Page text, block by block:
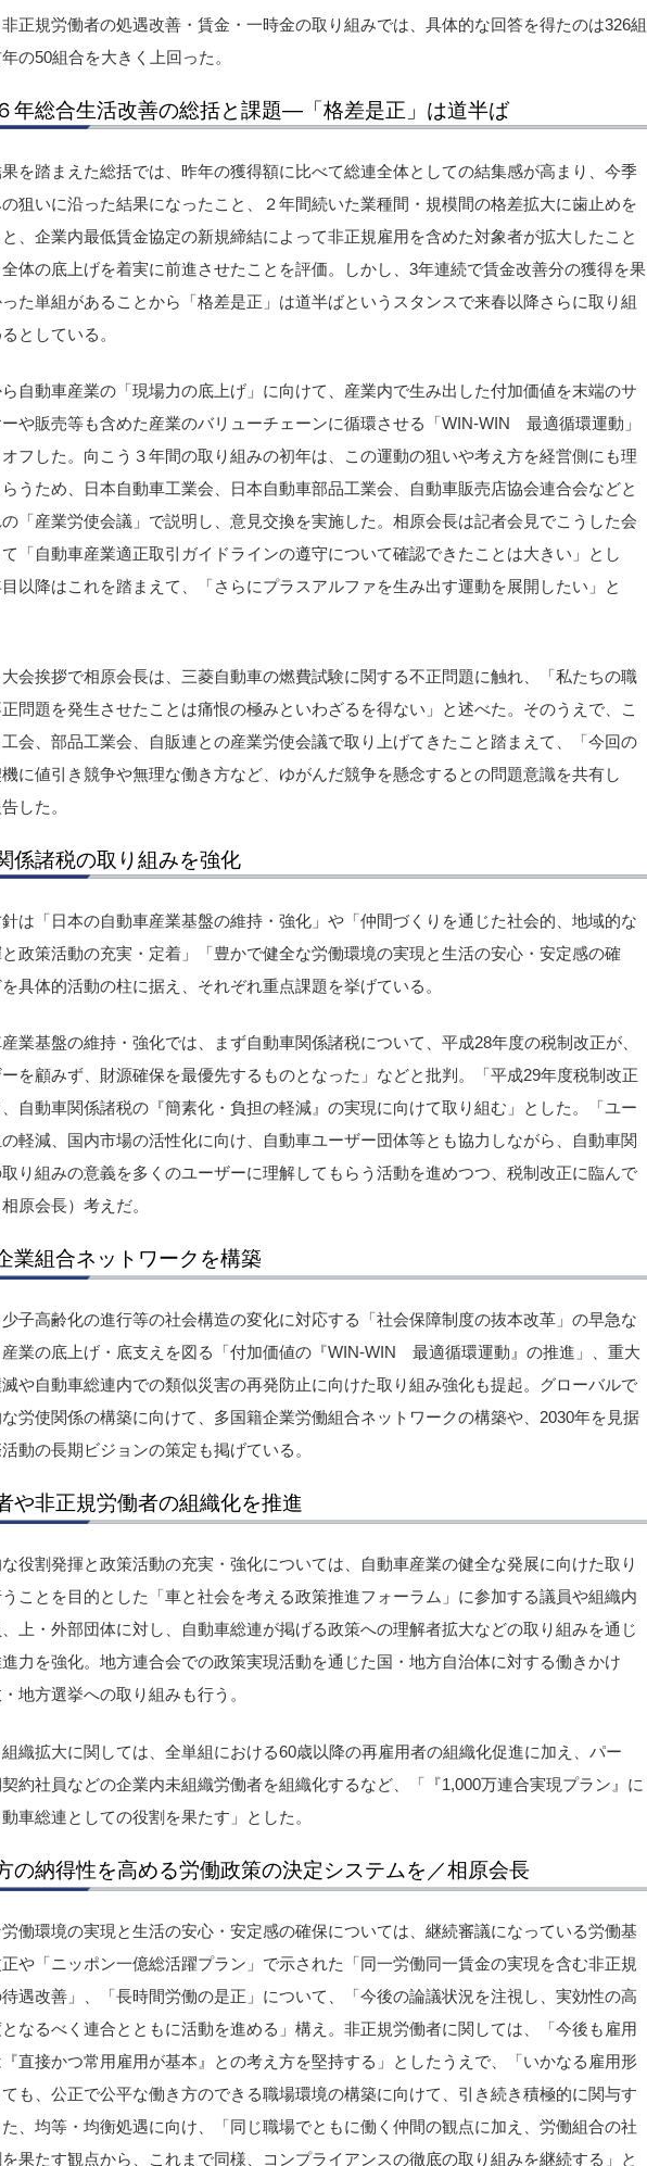
非正規労働者の処遇改善・賃金・一時金の取り組みでは、具体的な回答を得たのは326組
の50組合を大きく上回った。
年総合生活改善の総括と課題―「格差是正」は道半ば
果を踏まえた総括では、昨年の獲得額に比べて総連全体としての結集感が高まり、今季
狙いに沿った結果になったこと、２年間続いた業種間・規模間の格差拡大に歯止めを
、企業内最低賃金協定の新規締結によって非正規雇用を含めた対象者が拡大したこと
体の底上げを着実に前進させたことを評価。しかし、3年連続で賃金改善分の獲得を果
た単組があることから「格差是正」は道半ばというスタンスで来春以降さらに取り組
としている。
自動車産業の「現場力の底上げ」に向けて、産業内で生み出した付加価値を末端のサ
や販売等も含めた産業のバリューチェーンに循環させる「WIN-WIN 最適循環運動」
フした。向こう３年間の取り組みの初年は、この運動の狙いや考え方を経営側にも理
うため、日本自動車工業会、日本自動車部品工業会、自動車販売店協会連合会などと
「産業労使会議」で説明し、意見交換を実施した。相原会長は記者会見でこうした会
「自動車産業適正取引ガイドラインの遵守について確認できたことは大きい」とし
以降はこれを踏まえて、「さらにプラスアルファを生み出す運動を展開したい」と
大会挨拶で相原会長は、三菱自動車の燃費試験に関する不正問題に触れ、「私たちの職
問題を発生させたことは痛恨の極みといわざるを得ない」と述べた。そのうえで、こ
会、部品工業会、自販連との産業労使会議で取り上げてきたこと踏まえて、「今回の
に値引き競争や無理な働き方など、ゆがんだ競争を懸念するとの問題意識を共有し
した。
係諸税の取り組みを強化
は「日本の自動車産業基盤の維持・強化」や「仲間づくりを通じた社会的、地域的な
政策活動の充実・定着」「豊かで健全な労働環境の実現と生活の安心・安定感の確
具体的活動の柱に据え、それぞれ重点課題を挙げている。
業基盤の維持・強化では、まず自動車関係諸税について、平成28年度の税制改正が、
ーを顧みず、財源確保を最優先するものとなった」などと批判。「平成29年度税制改正
自動車関係諸税の『簡素化・負担の軽減』の実現に向けて取り組む」とした。「ユー
軽減、国内市場の活性化に向け、自動車ユーザー団体等とも協力しながら、自動車関
り組みの意義を多くのユーザーに理解してもらう活動を進めつつ、税制改正に臨んで
原会長）考えだ。
業組合ネットワークを構築
少子高齢化の進行等の社会構造の変化に対応する「社会保障制度の抜本改革」の早急な
業の底上げ・底支えを図る「付加価値の『WIN-WIN 最適循環運動』の推進」、重大
や自動車総連内での類似災害の再発防止に向けた取り組み強化も提起。グローバルで
労使関係の構築に向けて、多国籍企業労働組合ネットワークの構築や、2030年を見据
動の長期ビジョンの策定も掲げている。
や非正規労働者の組織化を推進
役割発揮と政策活動の充実・強化については、自動車産業の健全な発展に向けた取り
ことを目的とした「車と社会を考える政策推進フォーラム」に参加する議員や組織内
上・外部団体に対し、自動車総連が掲げる政策への理解者拡大などの取り組みを通じ
力を強化。地方連合会での政策実現活動を通じた国・地方自治体に対する働きかけ
地方選挙への取り組みも行う。
織拡大に関しては、全単組における60歳以降の再雇用者の組織化促進に加え、パー
契約社員などの企業内未組織労働者を組織化するなど、「『1,000万連合実現プラン』に
車総連としての役割を果たす」とした。
の納得性を高める労働政策の決定システムを／相原会長
働環境の実現と生活の安心・安定感の確保については、継続審議になっている労働基
や「ニッポン一億総活躍プラン」で示された「同一労働同一賃金の実現を含む非正規
遇改善」、「長時間労働の是正」について、「今後の論議状況を注視し、実効性の高
なるべく連合とともに活動を進める」構え。非正規労働者に関しては、「今後も雇用
直接かつ常用雇用が基本』との考え方を堅持する」としたうえで、「いかなる雇用形
も、公正で公平な働き方のできる職場環境の構築に向けて、引き続き積極的に関与す
、均等・均衡処遇に向け、「同じ職場でともに働く仲間の観点に加え、労働組合の社
果たす観点から、これまで同様、コンプライアンスの徹底の取り組みを継続する」と